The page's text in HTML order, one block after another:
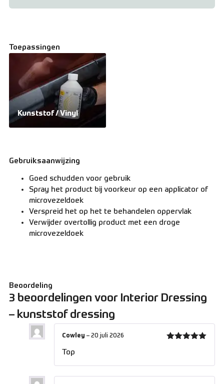
Toepassingen
Kunststof / Vinyl
Gebruiksaanwijzing
Goed schudden voor gebruik
Spray het product bij voorkeur op een applicator of
microvezeldoek
Verspreid het op het te behandelen oppervlak
Verwijder overtollig product met een droge
microvezeldoek
Beoordeling
3 beoordelingen voor Interior Dressing
– kunststof dressing
Cowley– 20 juli 2026
Top